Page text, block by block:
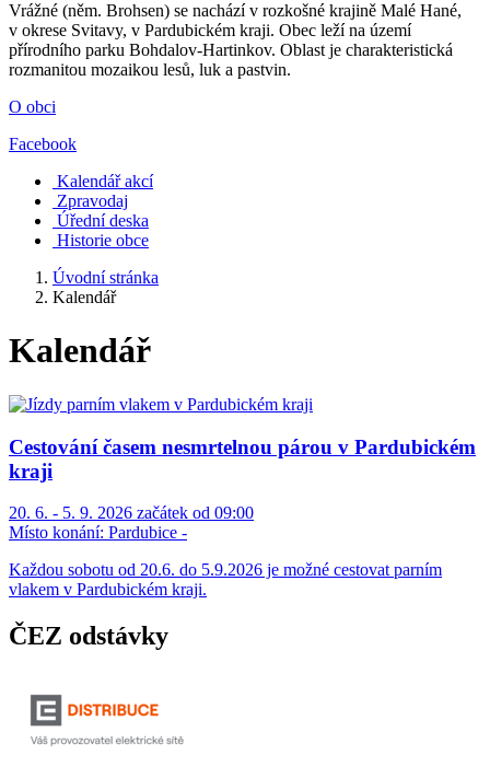
Vrážné (něm. Brohsen) se nachází v rozkošné krajině Malé Hané,
v okrese Svitavy, v Pardubickém kraji. Obec leží na území
přírodního parku Bohdalov-Hartinkov. Oblast je charakteristická
rozmanitou mozaikou lesů, luk a pastvin.
O obci
Facebook
Kalendář akcí
Zpravodaj
Úřední deska
Historie obce
Úvodní stránka
Kalendář
Kalendář
Cestování časem nesmrtelnou párou v Pardubickém
kraji
20. 6. - 5. 9. 2026 začátek od 09:00
Místo konání: Pardubice -
Každou sobotu od 20.6. do 5.9.2026 je možné cestovat parním
vlakem v Pardubickém kraji.
ČEZ odstávky